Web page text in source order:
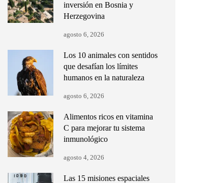
inversión en Bosnia y
Herzegovina
agosto 6, 2026
Los 10 animales con sentidos
que desafían los límites
humanos en la naturaleza
agosto 6, 2026
Alimentos ricos en vitamina
C para mejorar tu sistema
inmunológico
agosto 4, 2026
Las 15 misiones espaciales